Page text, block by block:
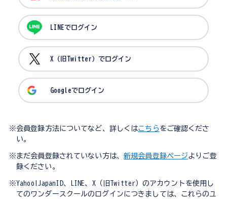
LINEでログイン
X（旧Twitter）でログイン
Googleでログイン
※会員登録方法についてなど、詳しくはこちら をご確認くださ
い。
※まだ会員登録されていない方は、 新規会員登録ページ よりご登
録ください。
※Yahoo!JapanID、LINE、X（旧Twitter）のアカウントを使用し
てのワンダースクールのログインにつきましては、これらのユ